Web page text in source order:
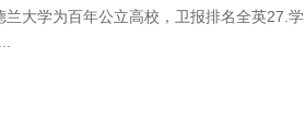
大学为百年公立高校，卫报排名全英27.学